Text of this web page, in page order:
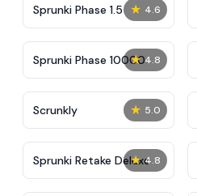
★ 4.6
Sprunki Phase 1.5
★ 4.8
Sprunki Phase 10000
★ 5.0
Scrunkly
★ 4.8
Sprunki Retake Deluxe